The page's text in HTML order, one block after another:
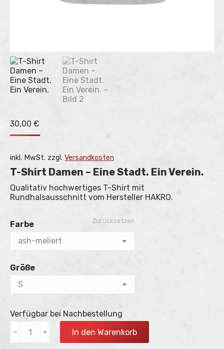
30,00 €
inkl. MwSt. zzgl. Versandkosten
T-Shirt Damen – Eine Stadt. Ein Verein.
Qualitativ hochwertiges T-Shirt mit
Rundhalsausschnitt vom Hersteller HAKRO.
Farbe
Größe
Zurücksetzen
Verfügbar bei Nachbestellung
Shirt
Damen
﹣ ﹢ In den Warenkorb